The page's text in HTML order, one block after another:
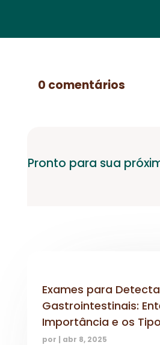
0 comentários
Pronto para sua
Exames para
Gastrointestinais:
Importância e os
por | abr 8, 2025